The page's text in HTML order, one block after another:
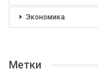
Экономика
Метки